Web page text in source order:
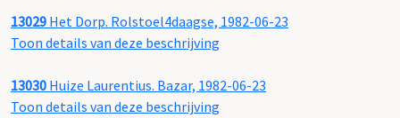
13029 Het Dorp. Rolstoel4daagse, 1982-06-23
Toon details van deze beschrijving
13030 Huize Laurentius. Bazar, 1982-06-23
Toon details van deze beschrijving